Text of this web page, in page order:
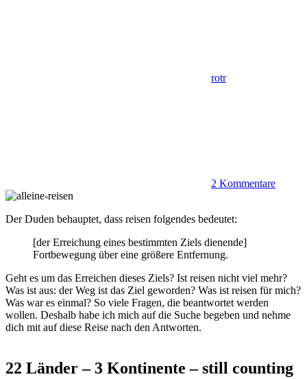
rotr
2 Kommentare
Der Duden behauptet, dass reisen folgendes bedeutet:
[der Erreichung eines bestimmten Ziels dienende]
Fortbewegung über eine größere Entfernung.
Geht es um das Erreichen dieses Ziels? Ist reisen nicht viel mehr?
Was ist aus: der Weg ist das Ziel geworden? Was ist reisen für mich?
Was war es einmal? So viele Fragen, die beantwortet werden
wollen. Deshalb habe ich mich auf die Suche begeben und nehme
dich mit auf diese Reise nach den Antworten.
22 Länder – 3 Kontinente – still counting